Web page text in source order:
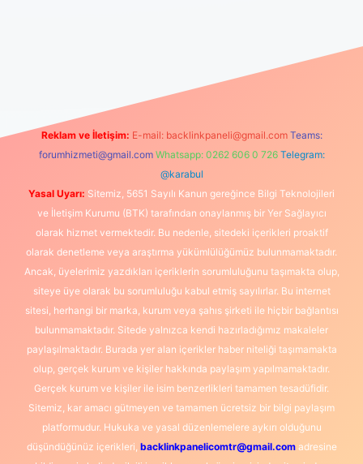
Reklam ve İletişim: E-mail: backlinkpaneli@gmail.com Teams:
forumhizmeti@gmail.com Whatsapp: 0262 606 0 726 Telegram:
@karabul
Yasal Uyarı: Sitemiz, 5651 Sayılı Kanun gereğince Bilgi Teknolojileri
ve İletişim Kurumu (BTK) tarafından onaylanmış bir Yer Sağlayıcı
olarak hizmet vermektedir. Bu nedenle, sitedeki içerikleri proaktif
olarak denetleme veya araştırma yükümlülüğümüz bulunmamaktadır.
Ancak, üyelerimiz yazdıkları içeriklerin sorumluluğunu taşımakta olup,
siteye üye olarak bu sorumluluğu kabul etmiş sayılırlar. Bu internet
sitesi, herhangi bir marka, kurum veya şahıs şirketi ile hiçbir bağlantısı
bulunmamaktadır. Sitede yalnızca kendi hazırladığımız makaleler
paylaşılmaktadır. Burada yer alan içerikler haber niteliği taşımamakta
olup, gerçek kurum ve kişiler hakkında paylaşım yapılmamaktadır.
Gerçek kurum ve kişiler ile isim benzerlikleri tamamen tesadüfidir.
Sitemiz, kar amacı gütmeyen ve tamamen ücretsiz bir bilgi paylaşım
platformudur. Hukuka ve yasal düzenlemelere aykırı olduğunu
düşündüğünüz içerikleri, backlinkpanelicomtr@gmail.comadresine